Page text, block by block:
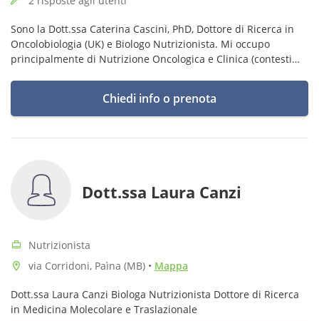
Sono la Dott.ssa Caterina Cascini, PhD, Dottore di Ricerca in
Oncolobiologia (UK) e Biologo Nutrizionista. Mi occupo
principalmente di Nutrizione Oncologica e Clinica (contesti
Chiedi info o prenota
Dott.ssa Laura Canzi
Nutrizionista
via Corridoni, Paìna (MB) • Mappa
Dott.ssa Laura Canzi Biologa Nutrizionista Dottore di Ricerca
in Medicina Molecolare e Traslazionale